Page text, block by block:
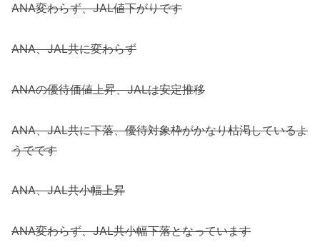
ANA変わらず、JAL値下がりです
ANA、JAL共に変わらず
ANAの優待価値上昇、JALは安定推移
ANA、JAL共に下落、優待対象枠がかなり枯渇しているよ
うでです
ANA、JAL共小幅上昇
ANA変わらず、JAL共小幅下落となっています